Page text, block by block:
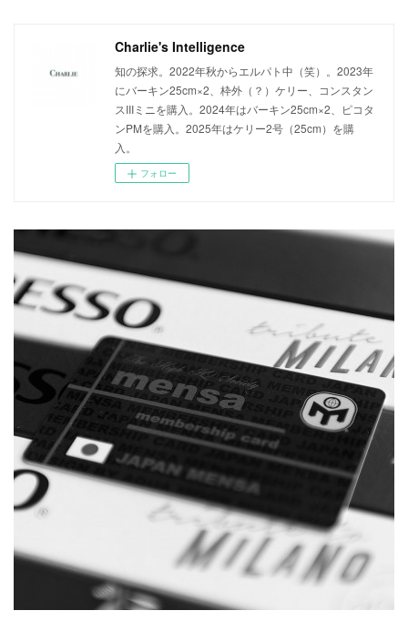
Charlie's Intelligence
知の探求。2022年秋からエルパト中（笑）。2023年
にバーキン25cm×2、枠外（？）ケリー、コンスタン
スIIIミニを購入。2024年はバーキン25cm×2、ピコタ
ンPMを購入。2025年はケリー2号（25cm）を購
入。
フォロー